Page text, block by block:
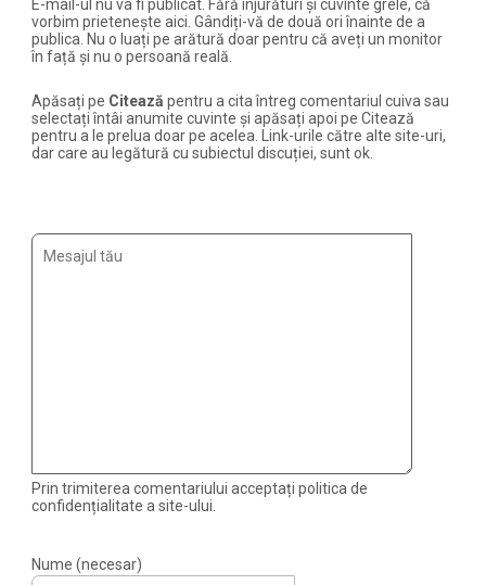
E-mail-ul nu va fi publicat. Fără înjurături și cuvinte grele, că
vorbim prietenește aici. Gândiți-vă de două ori înainte de a
publica. Nu o luați pe arătură doar pentru că aveți un monitor
în față și nu o persoană reală.
Apăsați pe Citează pentru a cita întreg comentariul cuiva sau
selectați întâi anumite cuvinte și apăsați apoi pe Citează
pentru a le prelua doar pe acelea. Link-urile către alte site-uri,
dar care au legătură cu subiectul discuției, sunt ok.
Prin trimiterea comentariului acceptați politica de
confidențialitate a site-ului.
Nume (necesar)